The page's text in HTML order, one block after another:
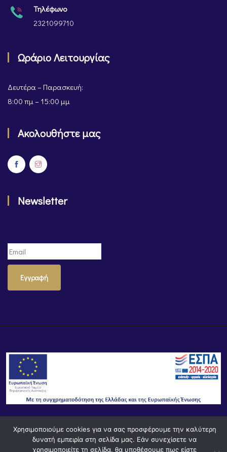
Τηλέφωνο
2321099710
Ωράριο Λειτουργίας
Δευτέρα – Παρασκευή:
8:00 πμ – 15:00 μμ
Ακολουθήστε μας
Newsletter
Εγγραφή
© Powered byKnowledge AE
Χρησιμοποιούμε cookies για να σας προσφέρουμε την καλύτερη
δυνατή εμπειρία στη σελίδα μας. Εάν συνεχίσετε να
χρησιμοποιείτε τη σελίδα, θα υποθέσουμε πως είστε